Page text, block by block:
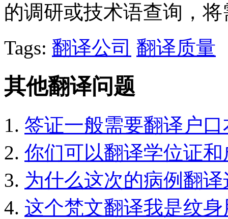
的调研或技术语查询，
Tags: 翻译公司 翻译质量
其他翻译问题
签证一般需要翻译户
你们可以翻译学位证
为什么这次的病例翻
这个梵文翻译我是纹